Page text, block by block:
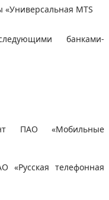
MTS
банками-
ПАО «Мобильные
«Русская телефонная